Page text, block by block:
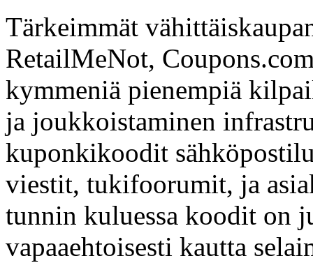
Tärkeimmät
RetailMeNot,
kymmeniä pienempiä
ja joukkoistaminen
kuponkikoodit
viestit, tukifoorumit, ja
tunnin kuluessa koodit on
vapaaehtoisesti kautta